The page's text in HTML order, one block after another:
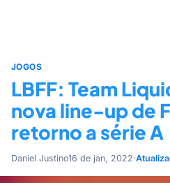
JOGOS
LBFF: Team
nova line-up de
retorno a série A
Daniel Justino16 de jan, 2022·